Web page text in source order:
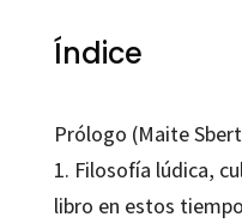
Índice
Prólogo (Maite
1. Filosofía lúdica,
libro en estos